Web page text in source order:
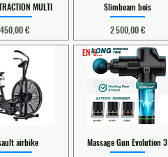
MULTI
Prix
450,00 €
Slimbeam bois
Prix
2 500,00 €
airbike
EN STOCK
Massage Gun Evolution 3